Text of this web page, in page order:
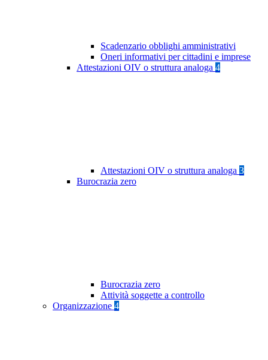
Scadenzario obblighi amministrativi
Oneri informativi per cittadini e imprese
Attestazioni OIV o struttura analoga 4
Attestazioni OIV o struttura analoga 3
Burocrazia zero
Burocrazia zero
Attività soggette a controllo
Organizzazione 4